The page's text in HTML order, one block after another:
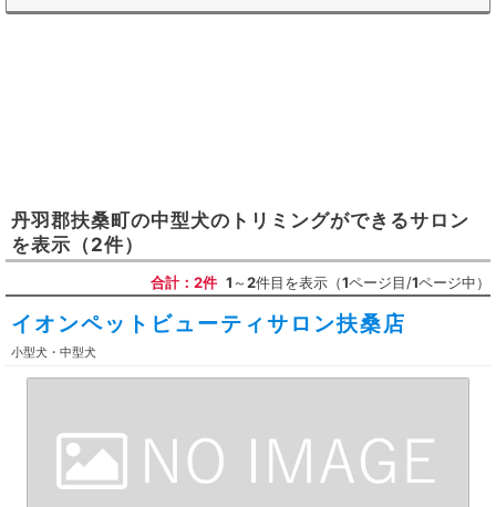
丹羽郡扶桑町の中型犬のトリミングができるサロン
を表示 （2件）
合計：2件 1～2件目を表示（1ページ目/1ページ中）
イオンペットビューティサロン扶桑店
小型犬・中型犬